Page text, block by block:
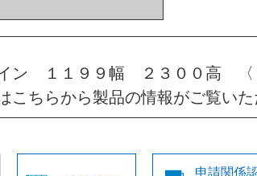
ン １１９９幅 ２３００高
ちらから製品の情報がご覧い
申請関係